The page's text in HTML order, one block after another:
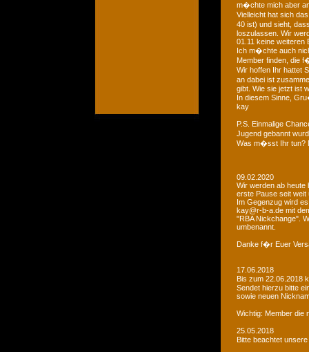
m�chte mich aber
Vielleicht hat sich
40 ist) und sieht,
loszulassen. Wir
01.11 keine weiteren
Ich m�chte auch
Member finden, die
Wir hoffen Ihr hattet
an dabei ist
gibt. Wie sie jetzt ist
In diesem Sinne,
kay
P.S. Einmalige
Jugend gebannt
Was m�sst Ihr tun?
09.02.2020
Wir werden ab heute
erste Pause seit weit
Im Gegenzug wird
kay@r-b-a.de mit
"RBA Nickchange".
umbenannt.
Danke f�r Euer
17.06.2018
Bis zum 22.06.2018
Sendet hierzu bitte
sowie neuen
Wichtig: Member
25.05.2018
Bitte beachtet